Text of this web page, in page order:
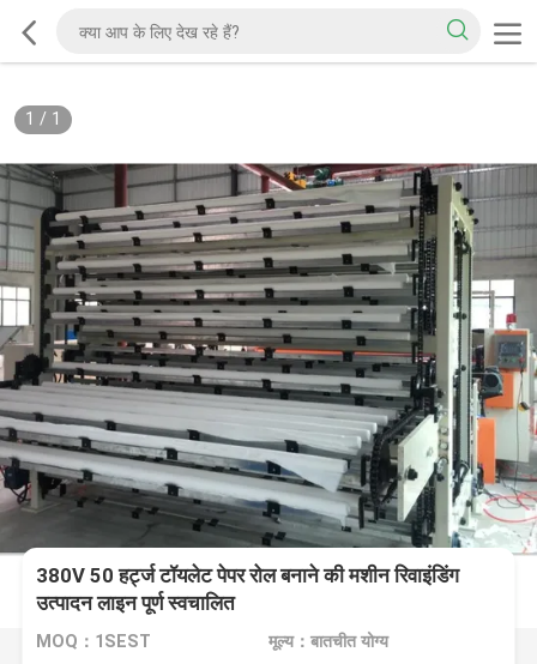
1 / 1
380V 50 हर्ट्ज टॉयलेट पेपर रोल बनाने की मशीन रिवाइंडिंग
उत्पादन लाइन पूर्ण स्वचालित
MOQ：1SEST मूल्य：बातचीत योग्य